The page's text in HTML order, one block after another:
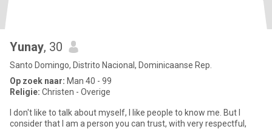
Yunay, 30
Santo Domingo, Distrito Nacional, Dominicaanse Rep.
Op zoek naar: Man 40 - 99
Religie: Christen - Overige
I don't like to talk about myself, I like people to know me. But I
consider that I am a person you can trust, with very respectful,